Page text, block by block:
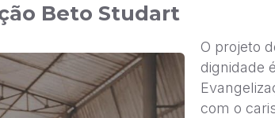
Beto Studart
O projeto
dignidade
com o